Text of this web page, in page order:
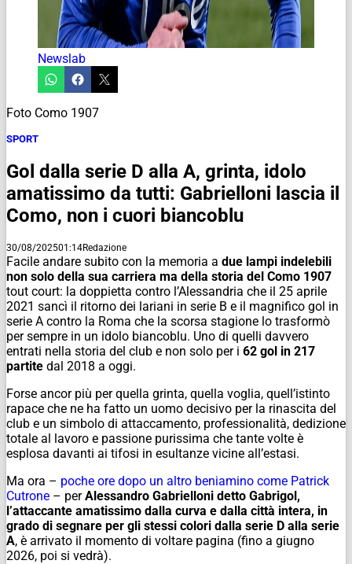
Newslab
Foto Como 1907
SPORT
Gol dalla serie D alla A, grinta, idolo
amatissimo da tutti: Gabrielloni lascia il
Como, non i cuori biancoblu
30/08/202501:14Redazione
Facile andare subito con la memoria a due lampi indelebili
non solo della sua carriera ma della storia del Como 1907
tout court: la doppietta contro l’Alessandria che il 25 aprile
2021 sancì il ritorno dei lariani in serie B e il magnifico gol in
serie A contro la Roma che la scorsa stagione lo trasformò
per sempre in un idolo biancoblu. Uno di quelli davvero
entrati nella storia del club e non solo per i 62 gol in 217
partite dal 2018 a oggi.
Forse ancor più per quella grinta, quella voglia, quell’istinto
rapace che ne ha fatto un uomo decisivo per la rinascita del
club e un simbolo di attaccamento, professionalità, dedizione
totale al lavoro e passione purissima che tante volte è
esplosa davanti ai tifosi in esultanze vicine all’estasi.
Ma ora – poche ore dopo un altro beniamino come Patrick
Cutrone – perAlessandro Gabrielloni detto Gabrigol,
l’attaccante amatissimo dalla curva e dalla città intera, in
grado di segnare per gli stessi colori dalla serie D alla serie
A, è arrivato il momento di voltare pagina (fino a giugno
2026, poi si vedrà).